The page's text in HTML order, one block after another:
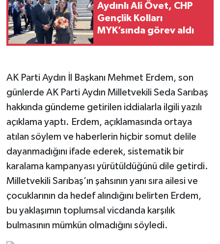
Aydınlı Ali Övet, CHP
Gençlik Kolları
MYK’sında görev aldı
AK Parti Aydın İl Başkanı Mehmet Erdem, son
günlerde AK Parti Aydın Milletvekili Seda Sarıbaş
hakkında gündeme getirilen iddialarla ilgili yazılı
açıklama yaptı. Erdem, açıklamasında ortaya
atılan söylem ve haberlerin hiçbir somut delile
dayanmadığını ifade ederek, sistematik bir
karalama kampanyası yürütüldüğünü dile getirdi.
Milletvekili Sarıbaş’ın şahsının yanı sıra ailesi ve
çocuklarının da hedef alındığını belirten Erdem,
bu yaklaşımın toplumsal vicdanda karşılık
bulmasının mümkün olmadığını söyledi.